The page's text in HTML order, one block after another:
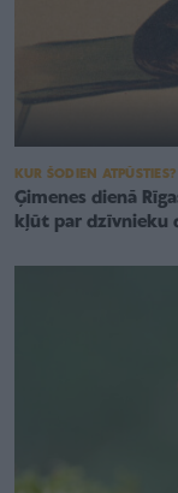
KUR ŠODIEN ATPŪSTIES?
Ģimenes dienā
kļūt par dzīvnieku